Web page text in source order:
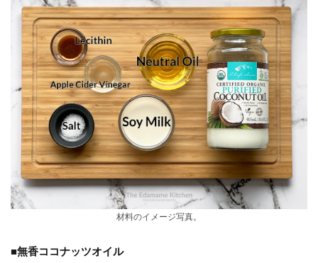
材料のイメージ写真。
■無香ココナッツオイル